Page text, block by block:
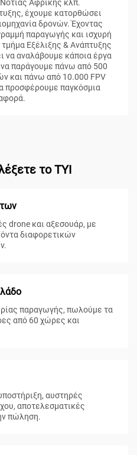
Αφρικής κλπ.
έχουμε κατορθώσει
δρονών. Έχοντας
παραγωγής και ισχυρή
Εξέλιξης & Ανάπτυξης
να αναλάβουμε κάποια έργα
παράγουμε πάνω από 500
και πάνω από 10.000 FPV
προσφέρουμε παγκόσμια
το TYI
drone και αξεσουάρ, με
διαφορετικών
παραγωγής, πωλούμε τα
από 60 χώρες και
αυστηρές
αποτελεσματικές
πώληση.